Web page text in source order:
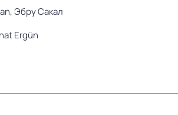
Эбру Сакал
Ergün